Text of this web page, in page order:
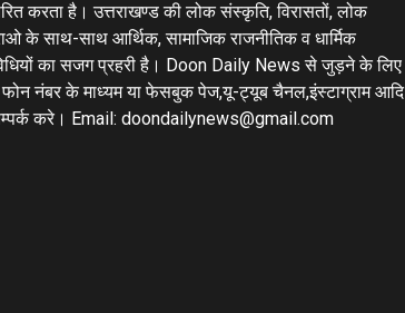
करता है। उत्तराखण्ड की लोक संस्कृति, विरासतों, लोक
के साथ-साथ आर्थिक, सामाजिक राजनीतिक व धार्मिक
का सजग प्रहरी है। Doon Daily News से जुड़ने के लिए
फोन नंबर के माध्यम या फेसबुक पेज,यू-ट्यूब चैनल,इंस्टाग्राम आदि
करे। Email: doondailynews@gmail.com